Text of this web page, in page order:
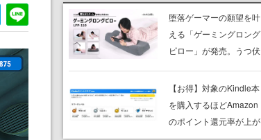
堕落ゲーマーの願望を叶
える「ゲーミングロング
ピロー」が発売。うつ伏
ぞれに対応
【お得】対象のKindle本
を購入するほどAmazon
のポイント還元率が上が
るプログラムがスター